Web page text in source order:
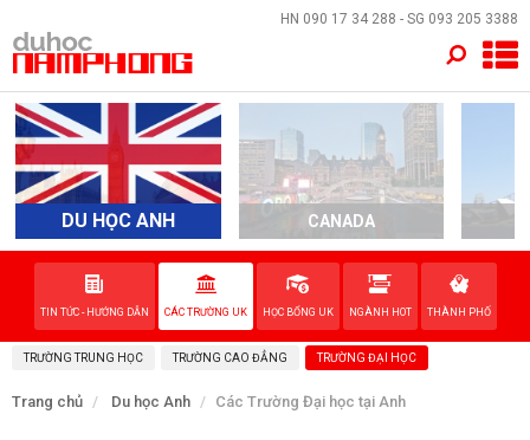
HN 090 17 34 288 - SG 093 205 3388
DU HỌC ANH CANADA
TIN TỨC - HƯỚNG DẪN CÁC TRƯỜNG UK HỌC BỔNG UK NGÀNH HOT THÀNH PHỐ
TRƯỜNG TRUNG HỌC TRƯỜNG CAO ĐẲNG TRƯỜNG ĐẠI HỌC
Trang chủ Du học Anh Các Trường Đại học tại Anh
×
TRANG CHỦ
QUỐC GIA
DỊCH VỤ
VỀ NAM PHONG